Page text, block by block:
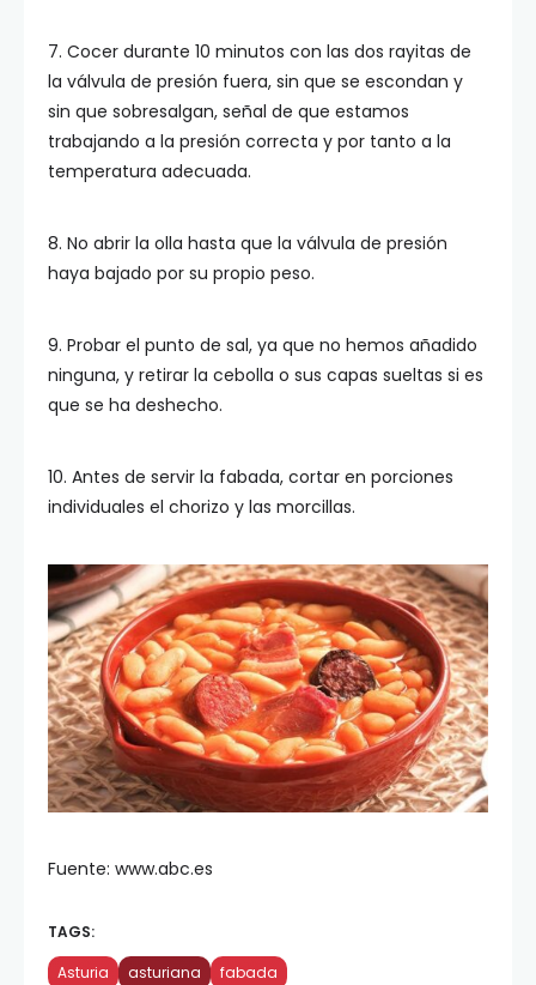
7. Cocer durante 10 minutos con las dos rayitas de
la válvula de presión fuera, sin que se escondan y
sin que sobresalgan, señal de que estamos
trabajando a la presión correcta y por tanto a la
temperatura adecuada.
8. No abrir la olla hasta que la válvula de presión
haya bajado por su propio peso.
9. Probar el punto de sal, ya que no hemos añadido
ninguna, y retirar la cebolla o sus capas sueltas si es
que se ha deshecho.
10. Antes de servir la fabada, cortar en porciones
individuales el chorizo y las morcillas.
Fuente: www.abc.es
TAGS:
Asturia asturiana fabada